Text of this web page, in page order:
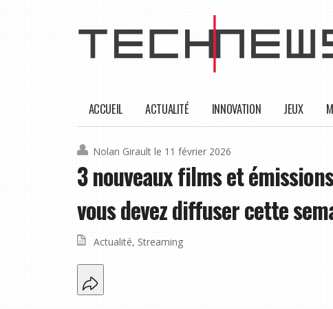
ACCUEIL ACTUALITÉ INNOVATION JEUX
Nolan Girault le 11 février 2026
3 nouveaux films et
vous devez diffuser cette
Actualité, Streaming